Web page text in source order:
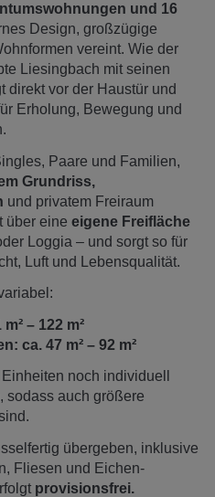
und 16
Design, großzügige
vereint. Wie der
Liesingbach mit seinen
direkt vor der Haustür und
Erholung, Bewegung und
Paare und Familien,
Grundriss,
und privatem Freiraum
über eine eigene Freifläche
Loggia – und sorgt so für
Luft und Lebensqualität.
– 122 m²
ca. 47 m² – 92 m²
noch individuell
sodass auch größere
übergeben, inklusive
Fliesen und Eichen-
provisionsfrei.